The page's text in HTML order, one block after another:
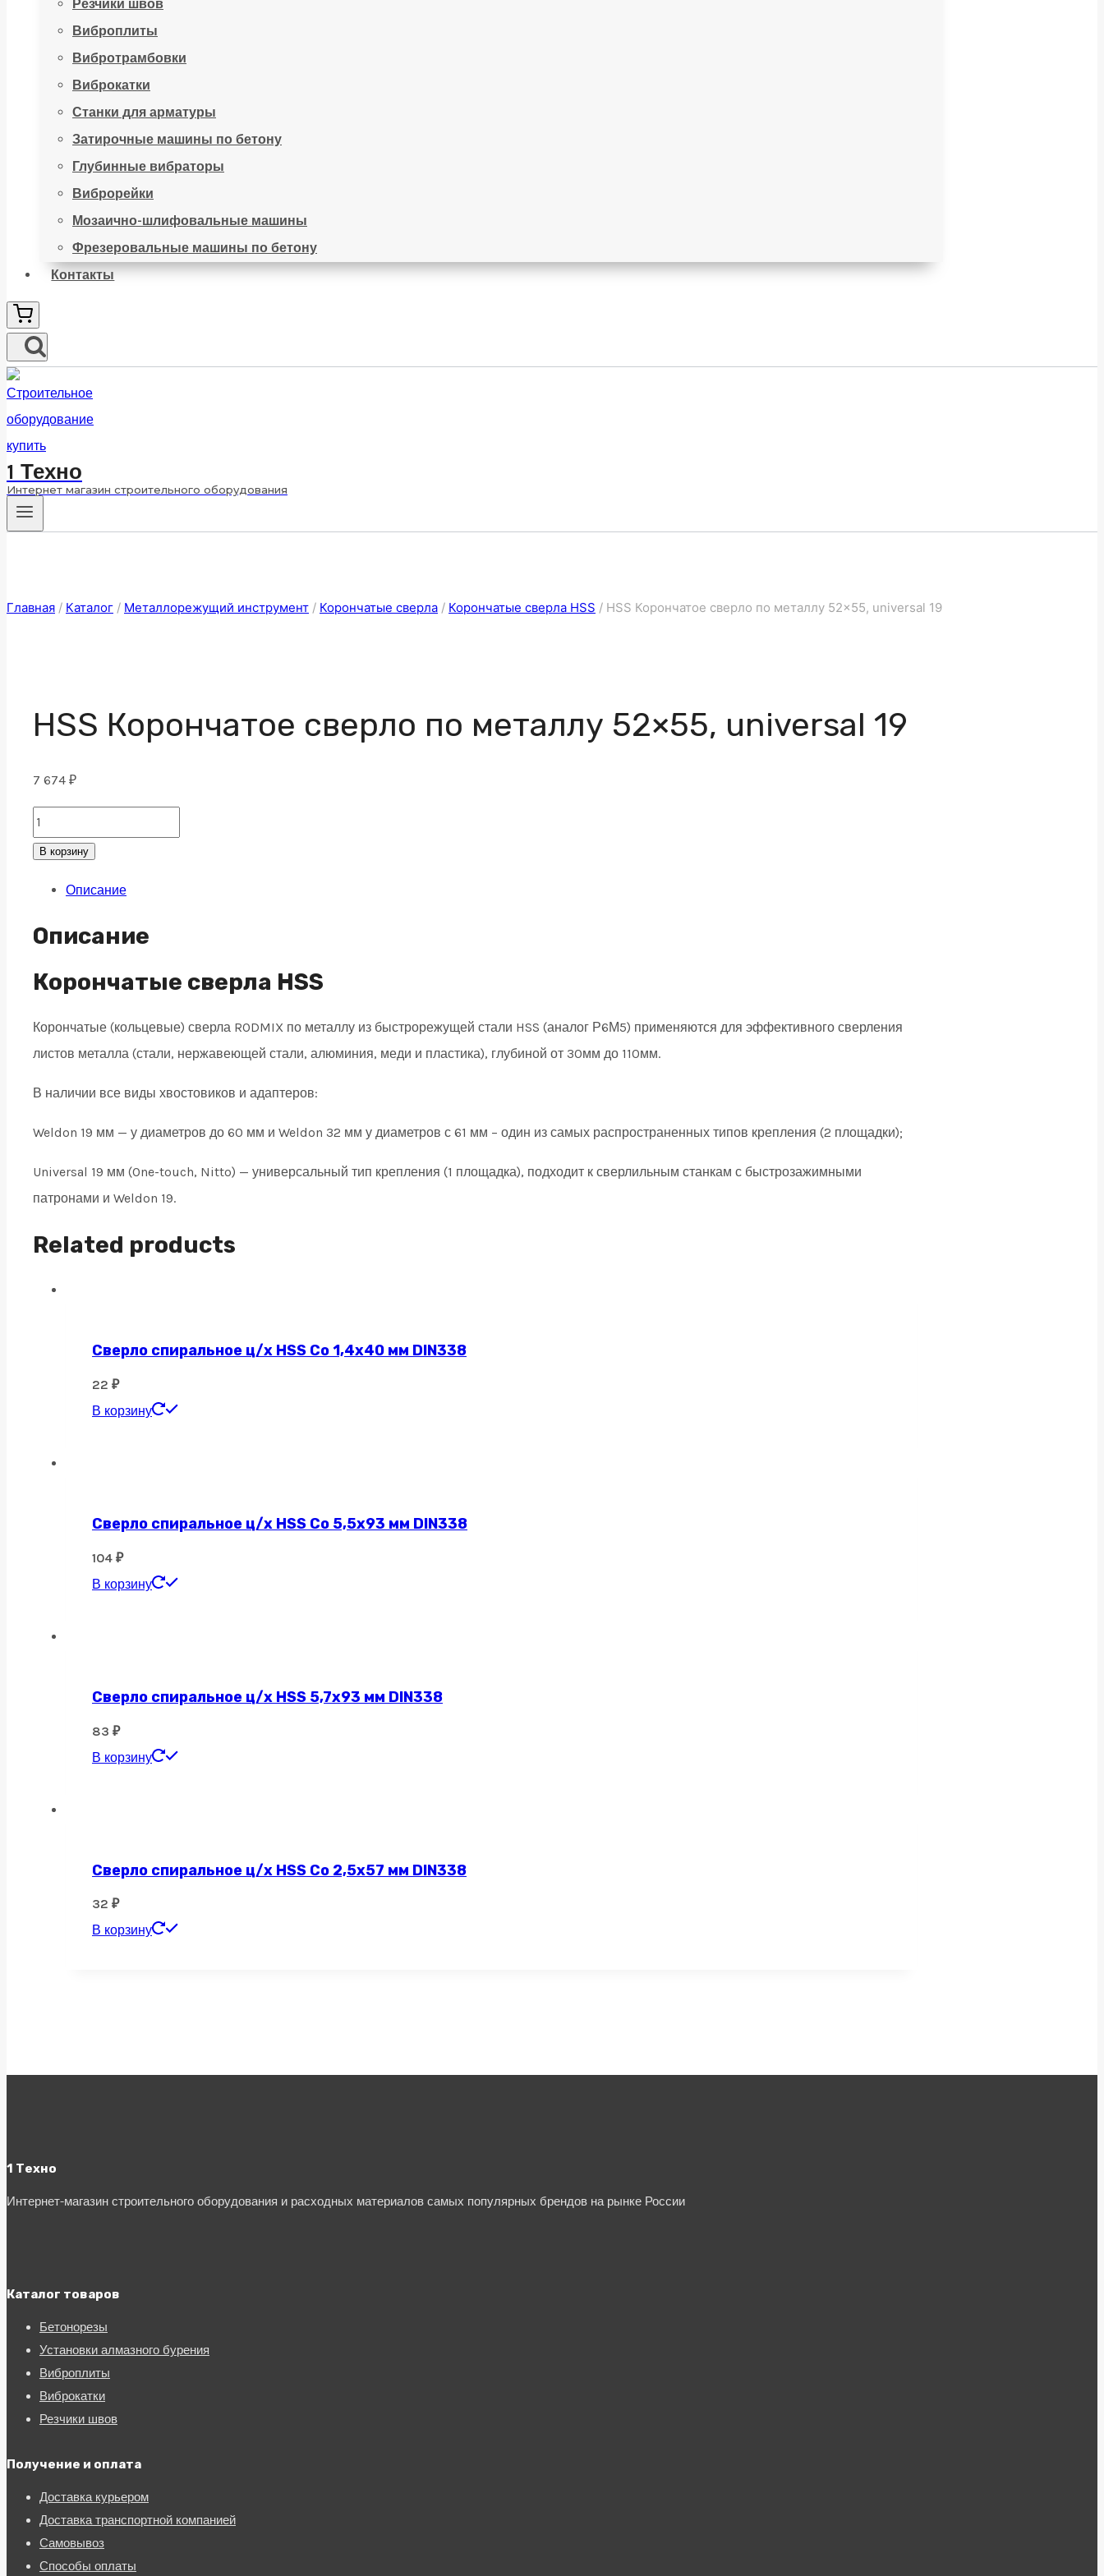
Резчики швов
Виброплиты
Вибротрамбовки
Виброкатки
Станки для арматуры
Затирочные машины по бетону
Глубинные вибраторы
Виброрейки
Мозаично-шлифовальные машины
Фрезеровальные машины по бетону
Контакты
1 Техно
Интернет магазин строительного оборудования
Главная / Каталог / Металлорежущий инструмент / Корончатые сверла / Корончатые сверла HSS / HSS Корончатое сверло по металлу 52×55, universal 19
HSS Корончатое сверло по металлу 52×55, universal 19
7 674 ₽
HSS
Корончатое
universal
quantity
В корзину
Описание
Описание
Корончатые сверла HSS
Корончатые (кольцевые) сверла RODMIX по металлу из быстрорежущей стали HSS (аналог Р6М5) применяются для эффективного сверления
листов металла (стали, нержавеющей стали, алюминия, меди и пластика), глубиной от 30мм до 110мм.
В наличии все виды хвостовиков и адаптеров:
Weldon 19 мм — у диаметров до 60 мм и Weldon 32 мм у диаметров с 61 мм – один из самых распространенных типов крепления (2 площадки);
Universal 19 мм (One-touch, Nitto) — универсальный тип крепления (1 площадка), подходит к сверлильным станкам с быстрозажимными
патронами и Weldon 19.
Related products
Сверло спиральное ц/х HSS Co 1,4х40 мм DIN338
22 ₽
В корзину
Сверло спиральное ц/х HSS Co 5,5х93 мм DIN338
104 ₽
В корзину
Сверло спиральное ц/х HSS 5,7х93 мм DIN338
83 ₽
В корзину
Сверло спиральное ц/х HSS Co 2,5х57 мм DIN338
32 ₽
В корзину
1 Техно
Интернет-магазин строительного оборудования и расходных материалов самых популярных брендов на рынке России
Каталог товаров
Бетонорезы
Установки алмазного бурения
Виброплиты
Виброкатки
Резчики швов
Получение и оплата
Доставка курьером
Доставка транспортной компанией
Самовывоз
Способы оплаты